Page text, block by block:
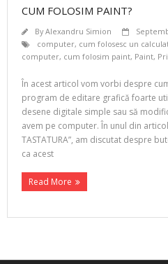
CUM FOLOSIM PAINT?
ByAlexandru Simion
computer, cum folosesc un
computer, cum folosim paint, Paint,
În acest articol vom vorbi despre
program de editare grafică foarte
desene digitale simple sau să
avem pe computer. În unul din
TASTATURA”, am discutat despre
ca acest
Read More